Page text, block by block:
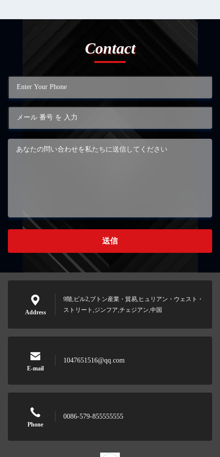
Contact
送信
Address
9階,ビル2,ブトン産業・貿易,ヒュリアン・ウェスト・
ストリート,ジンフア,チェジアン,中国
E-mail
1047651516@qq.com
Phone
0086-579-855555555